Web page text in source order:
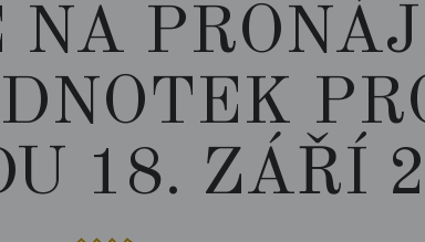
NA
18. ZÁŘÍ